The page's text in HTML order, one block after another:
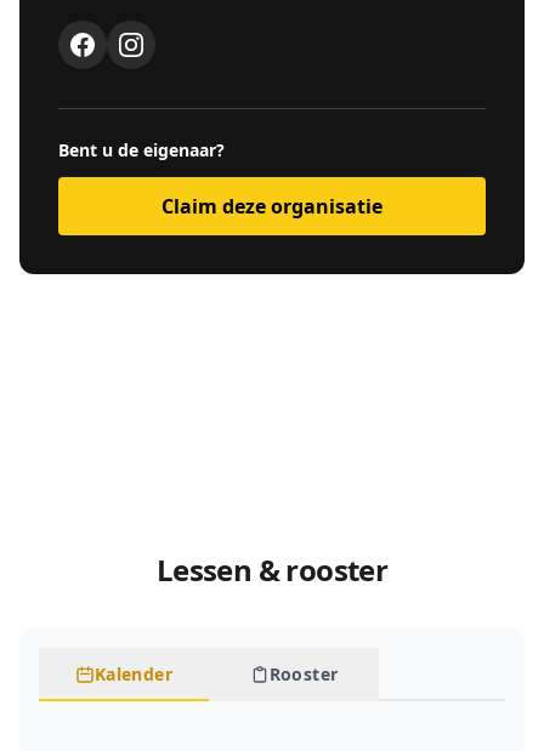
Bent u de eigenaar?
Claim deze organisatie
Lessen & rooster
Kalender Rooster